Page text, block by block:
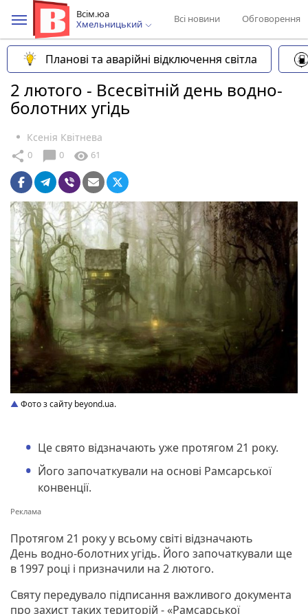
Всім.юа
Хмельницький
Всі новини Обговорення
Планові та аварійні відключення світла
2 лютого - Всесвітній день водно-
болотних угідь
Ксенія Квітнева
share 0 chat_bubble 0 visibility 61
Фото з сайту beyond.ua.
Це свято відзначають уже протягом 21 року.
Його започаткували на основі Рамсарської
конвенції.
Протягом 21 року у всьому світі відзначають
День водно-болотних угідь. Його започаткували ще
в 1997 році і призначили на 2 лютого.
Святу передувало підписання важливого документа
про захист таких територій - «Рамсарської